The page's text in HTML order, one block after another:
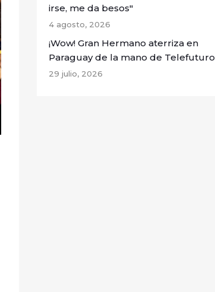
irse, me da besos"
4 agosto, 2026
¡Wow! Gran Hermano aterriza en
Paraguay de la mano de Telefuturo
29 julio, 2026